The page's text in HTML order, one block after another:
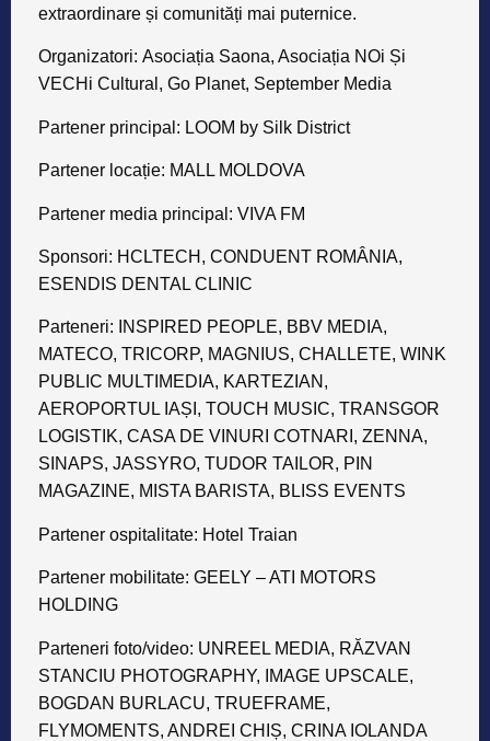
extraordinare și comunități mai puternice.
Organizatori: Asociația Saona, Asociația NOi Și
VECHi Cultural, Go Planet, September Media
Partener principal: LOOM by Silk District
Partener locație: MALL MOLDOVA
Partener media principal : VIVA FM
Sponsori: HCLTECH, CONDUENT ROMÂNIA,
ESENDIS DENTAL CLINIC
Parteneri: INSPIRED PEOPLE, BBV MEDIA,
MATECO, TRICORP, MAGNIUS, CHALLETE, WINK
PUBLIC MULTIMEDIA, KARTEZIAN,
AEROPORTUL IAȘI, TOUCH MUSIC, TRANSGOR
LOGISTIK, CASA DE VINURI COTNARI, ZENNA,
SINAPS, JASSYRO, TUDOR TAILOR, PIN
MAGAZINE, MISTA BARISTA, BLISS EVENTS
Partener ospitalitate: Hotel Traian
Partener mobilitate: GEELY – ATI MOTORS
HOLDING
Parteneri foto/video: UNREEL MEDIA, RĂZVAN
STANCIU PHOTOGRAPHY, IMAGE UPSCALE,
BOGDAN BURLACU, TRUEFRAME,
FLYMOMENTS, ANDREI CHIȘ, CRINA IOLANDA